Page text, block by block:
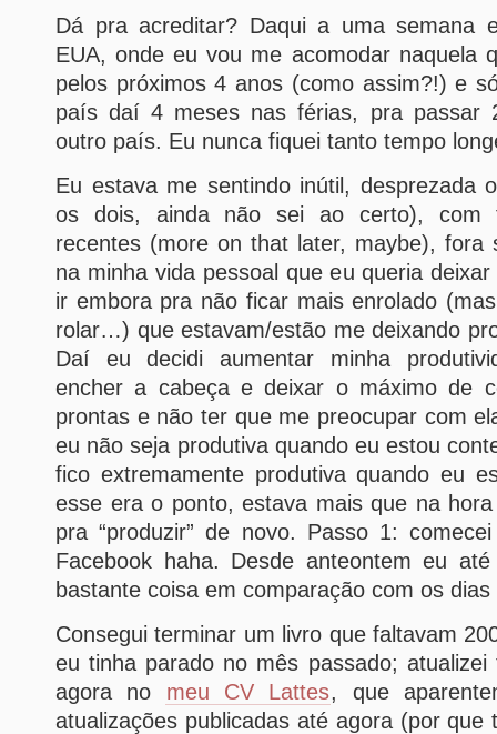
Dá pra acreditar? Daqui a uma semana
EUA, onde eu vou me acomodar naquela
pelos próximos 4 anos (como assim?!) e
país daí 4 meses nas férias, pra passar
outro país. Eu nunca fiquei tanto tempo
Eu estava me sentindo inútil, desprezada
os dois, ainda não sei ao certo), com
recentes (more on that later, maybe), fora
na minha vida pessoal que eu queria
ir embora pra não ficar mais enrolado
rolar…) que estavam/estão me deixando
Daí eu decidi aumentar minha
encher a cabeça e deixar o máximo de
prontas e não ter que me preocupar com
eu não seja produtiva quando eu estou
fico extremamente produtiva quando eu
esse era o ponto, estava mais que na
pra “produzir” de novo. Passo 1:
Facebook haha. Desde anteontem eu
bastante coisa em comparação com os
Consegui terminar um livro que faltavam
eu tinha parado no mês passado;
agora no meu CV Lattes, que
atualizações publicadas até agora (por que